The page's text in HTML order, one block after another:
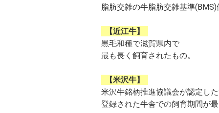
脂肪交雑の牛脂肪交雑基準(BMS)
【近江牛】
黒毛和種で滋賀県内で
最も長く飼育されたもの。
【米沢牛】
米沢牛銘柄推進協議会が認定し
登録された牛舎での飼育期間が